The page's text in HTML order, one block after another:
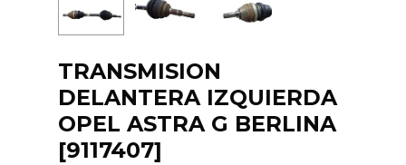
TRANSMISION
DELANTERA IZQUIERDA
OPEL ASTRA G BERLINA
[9117407]